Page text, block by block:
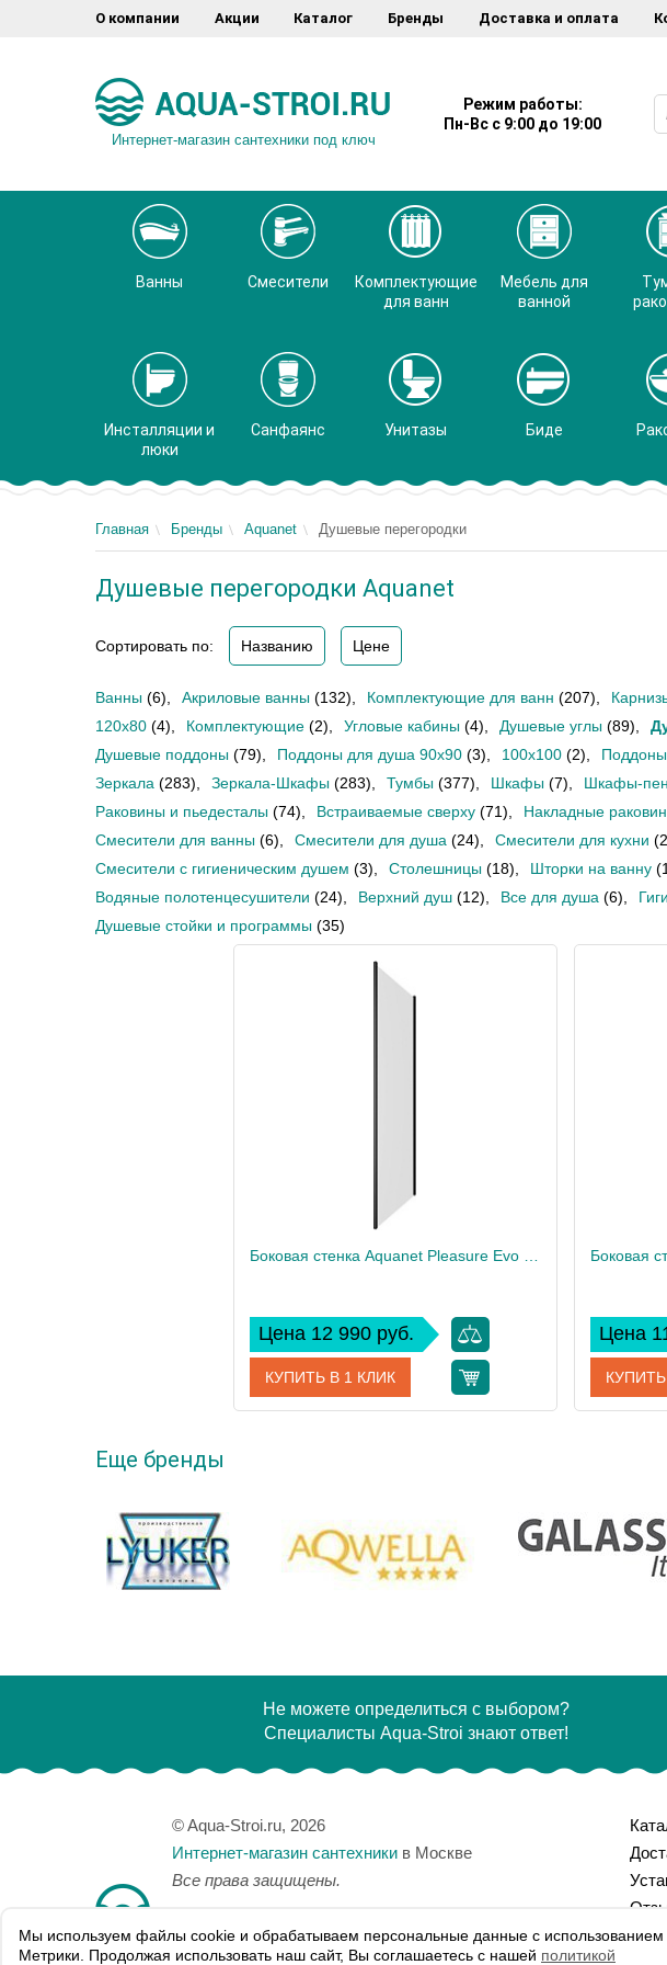
О компании Акции Каталог Бренды Доставка и оплата
Интернет-магазин сантехники под ключ
Режим работы:
Пн-Вс с 9:00 до 19:00
Ванны Смесители
Комплектующие
для ванн
Мебель для
ванной
Инсталляции и
люки
Санфаянс Унитазы Биде
Главная Бренды Aquanet Душевые перегородки
Душевые перегородки Aquanet
Сортировать по: Названию Цене
Ванны (6) Акриловые ванны (132) Комплектующие для ванн (207)
120х80 (4) Комплектующие (2) Угловые кабины (4) Душевые углы (89)
Душевые поддоны (79) Поддоны для душа 90х90 (3) 100x100 (2)
Зеркала (283) Зеркала-Шкафы (283) Тумбы (377) Шкафы (7) Шкафы-
Раковины и пьедесталы (74) Встраиваемые сверху (71) Накладные
Смесители для ванны (6) Смесители для душа (24) Смесители для кухни
Смесители с гигиеническим душем (3) Столешницы (18) Шторки на ванну
Водяные полотенцесушители (24) Верхний душ (12) Все для душа (6)
Душевые стойки и программы (35)
Цена 12 990 руб.
КУПИТЬ В 1 КЛИК
Высота, см 190
Цена
Высота, см
Еще бренды
Не можете определиться с выбором?
Специалисты Aqua-Stroi знают ответ!
© Aqua-Stroi.ru, 2026
Интернет-магазин сантехники в Москве
Все права защищены.
Карта сайта
Мы используем файлы сookie и обрабатываем персональные данные с использованием
Метрики. Продолжая использовать наш сайт, Вы соглашаетесь с нашей политикой